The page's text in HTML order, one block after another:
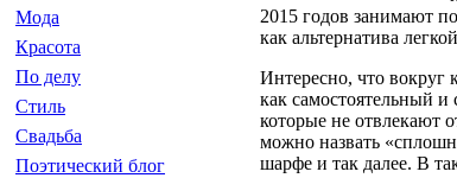
Мода
Красота
По делу
Стиль
Свадьба
Поэтический блог
2015 годов занимают
как альтернатива
Интересно, что вокруг
как самостоятельный
которые не отвлекают
можно назвать
шарфе и так далее. В